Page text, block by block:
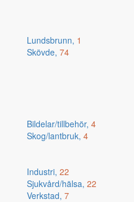
Lundsbrunn, 1
Skövde, 74
Bildelar/tillbehör, 4
Skog/lantbruk, 4
Industri, 22
Sjukvård/hälsa, 22
Verkstad, 7